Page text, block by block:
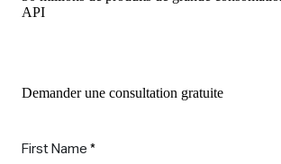
API
Demander une consultation gratuite